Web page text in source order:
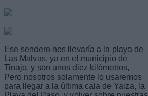
Ese sendero nos llevaría a la playa de
Las Malvas, ya en el municipio de
Tinajo, y son unos diez kilómetros,
Pero nosotros solamente lo usaremos
para llegar a la última cala de Yaiza, la